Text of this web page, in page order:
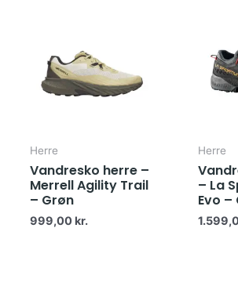
Herre
Vandresko herre –
Merrell Agility Trail
– Grøn
999,00 kr.
Herre
– La
Evo –